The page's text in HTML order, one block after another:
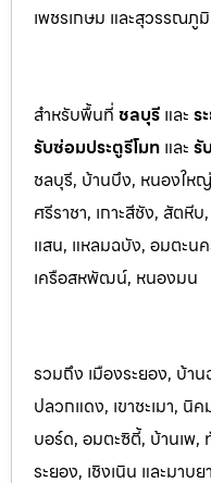
เพชรเกษม และสุวรรณภูมิ
สำหรับพื้นที่ ชลบุรี และ ร
รับซ่อมประตูรีโมท และ รั
ชลบุรี, บ้านบึง, หนองให
ศรีราชา, เกาะสีชัง, สัตหี
แสน, แหลมฉบัง, อมตะน
เครือสหพัฒน์, หนองมน
รวมถึง เมืองระยอง, บ้า
ปลวกแดง, เขาชะเมา,
บอร์ด, อมตะซิตี้, บ้านเพ,
ระยอง, เชิงเนิน และมา